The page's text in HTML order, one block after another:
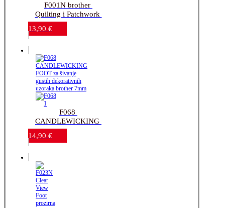
F001N brother
Quilting i Patchwork
Foot sa šavnim
dodatkom od 3 i 6mm
13,90 €
F068
CANDLEWICKING
FOOT za šivanje
gustih dekorativnih
14,90 €